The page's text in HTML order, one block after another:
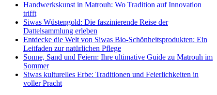
Handwerkskunst in Matrouh: Wo Tradition auf Innovation
trifft
Siwas Wüstengold: Die faszinierende Reise der
Dattelsammlung erleben
Entdecke die Welt von Siwas Bio-Schönheitsprodukten: Ein
Leitfaden zur natürlichen Pflege
Sonne, Sand und Feiern: Ihre ultimative Guide zu Matrouh im
Sommer
Siwas kulturelles Erbe: Traditionen und Feierlichkeiten in
voller Pracht